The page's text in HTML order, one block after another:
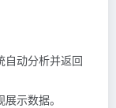
自动分析并返回
示数据。